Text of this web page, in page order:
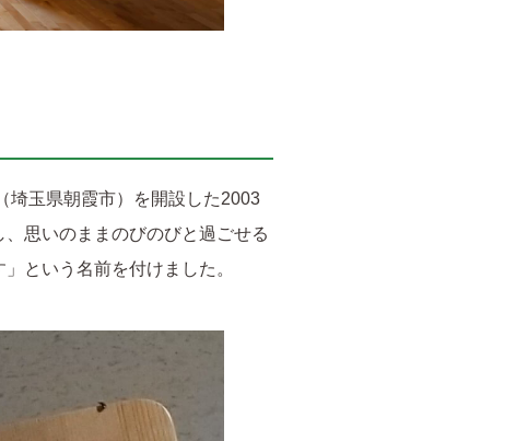
埼玉県朝霞市）を開設した2003
思いのままのびのびと過ごせる
という名前を付けました。